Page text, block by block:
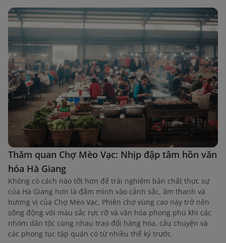
Thăm quan Chợ Mèo Vạc: Nhịp đập tâm hồn văn
hóa Hà Giang
Không có cách nào tốt hơn để trải nghiệm bản chất thực sự
của Hà Giang hơn là đắm mình vào cảnh sắc, âm thanh và
hương vị của Chợ Mèo Vạc. Phiên chợ vùng cao này trở nên
sống động với màu sắc rực rỡ và văn hóa phong phú khi các
nhóm dân tộc cùng nhau trao đổi hàng hóa, câu chuyện và
các phong tục tập quán có từ nhiều thế kỷ trước.